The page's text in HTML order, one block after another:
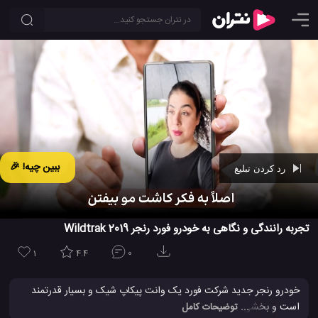
ببین چیه! 🎉
Ad -
تجربه رانندگی و نگاهی به خودرو فورد رنجر 2019 Wildtrak
1 4.4 0
خودرو رنجر جدید شرکت فورد یک وانت پیکاپ شیک و بسیار قدرتمند
است و بخشی از جنگ های تولید خودرو های الکتریکی پیکاپ است که
... توضیحات کامل